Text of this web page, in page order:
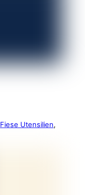
Fiese Utensilien,